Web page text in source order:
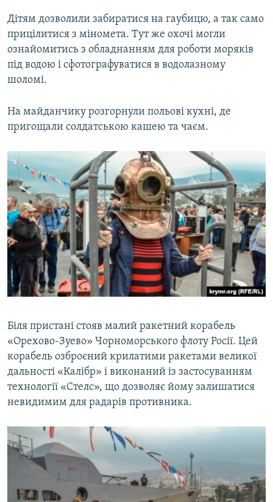
Дітям дозволили забиратися на гаубицю, а так само
прицілитися з міномета. Тут же охочі могли
ознайомитись з обладнанням для роботи моряків
під водою і сфотографуватися в водолазному
шоломі.
На майданчику розгорнули польові кухні, де
пригощали солдатською кашею та чаєм.
Біля пристані стояв малий ракетний корабель
«Орехово-Зуево» Чорноморського флоту Росії. Цей
корабель озброєний крилатими ракетами великої
дальності «Калібр» і виконаний із застосуванням
технології «Стелс», що дозволяє йому залишатися
невидимим для радарів противника.